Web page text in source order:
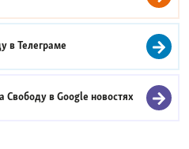
вТелеграме
Свободу вGoogle новостях